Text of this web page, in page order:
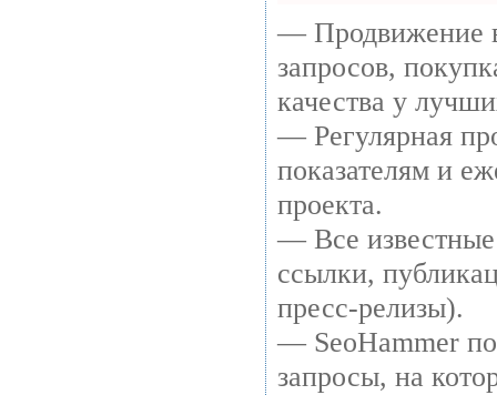
— Продвижение
запросов,
качества у
— Регулярная
показателям и
проекта.
— Все
ссылки,
пресс-релизы).
— SeoHammer
запросы, на